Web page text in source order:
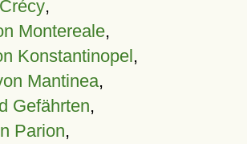
,
Montereale,
Konstantinopel,
Mantinea,
Gefährten,
Parion,